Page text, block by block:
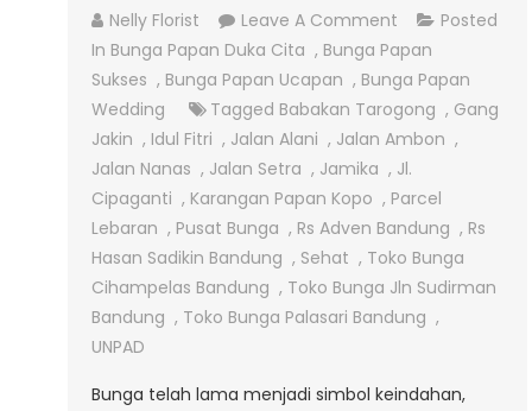
Nelly Florist Leave A Comment On
Menjual
Bunga
Papan
Di
Jalan
Jendral
Sudirman
Posted
In Bunga Papan Duka Cita , Bunga Papan
Sukses , Bunga Papan Ucapan , Bunga Papan
Wedding
Tagged Babakan Tarogong , Gang
Jakin , Idul Fitri , Jalan Alani , Jalan Ambon ,
Jalan Nanas , Jalan Setra , Jamika , Jl.
Cipaganti , Karangan Papan Kopo , Parcel
Lebaran , Pusat Bunga , Rs Adven Bandung , Rs
Hasan Sadikin Bandung , Sehat , Toko Bunga
Cihampelas Bandung , Toko Bunga Jln Sudirman
Bandung , Toko Bunga Palasari Bandung ,
UNPAD
Bunga telah lama menjadi simbol keindahan,